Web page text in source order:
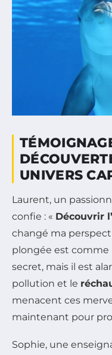
UNIVERS
Laurent, un
confie : « Découvrir
changé ma
plongée est comme
secret, mais il est
pollution et le
menacent ces
maintenant pour
Sophie, une